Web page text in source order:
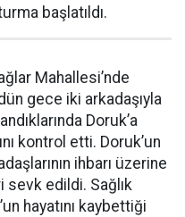
başlatıldı.
Mahallesi’nde
gece iki arkadaşıyla
Doruk’a
kontrol etti. Doruk’un
ihbarı üzerine
sevk edildi. Sağlık
hayatını kaybettiği